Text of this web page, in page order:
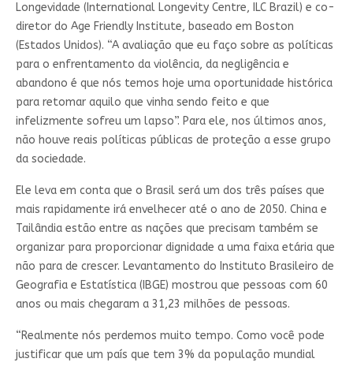
Longevidade (International Longevity Centre, ILC Brazil) e co-
diretor do Age Friendly Institute, baseado em Boston
(Estados Unidos). “A avaliação que eu faço sobre as políticas
para o enfrentamento da violência, da negligência e
abandono é que nós temos hoje uma oportunidade histórica
para retomar aquilo que vinha sendo feito e que
infelizmente sofreu um lapso”. Para ele, nos últimos anos,
não houve reais políticas públicas de proteção a esse grupo
da sociedade.
Ele leva em conta que o Brasil será um dos três países que
mais rapidamente irá envelhecer até o ano de 2050. China e
Tailândia estão entre as nações que precisam também se
organizar para proporcionar dignidade a uma faixa etária que
não para de crescer. Levantamento do Instituto Brasileiro de
Geografia e Estatística (IBGE) mostrou que pessoas com 60
anos ou mais chegaram a 31,23 milhões de pessoas.
“Realmente nós perdemos muito tempo. Como você pode
justificar que um país que tem 3% da população mundial